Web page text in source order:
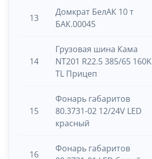
13
Домкрат БелАК 10 т
БАК.00045
14
Грузовая шина Кама
NT201 R22.5 385/65 160K
TL Прицеп
15
Фонарь габаритов
80.3731-02 12/24V LED
красный
16
Фонарь габаритов